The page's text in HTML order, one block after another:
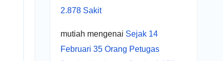
2.878 Sakit
mutiah mengenai Sejak 14
Februari 35 Orang Petugas